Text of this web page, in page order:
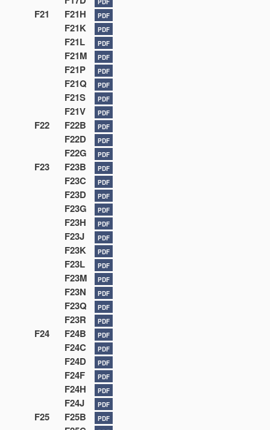
PDF
F21 F21H PDF
F21K PDF
F21L PDF
F21M PDF
F21P PDF
F21Q PDF
F21S PDF
F21V PDF
F22 F22B PDF
F22D PDF
F22G PDF
F23 F23B PDF
F23C PDF
F23D PDF
F23G PDF
F23H PDF
F23J PDF
F23K PDF
F23L PDF
F23M PDF
F23N PDF
F23Q PDF
F23R PDF
F24 F24B PDF
F24C PDF
F24D PDF
F24F PDF
F24H PDF
F24J PDF
F25 F25B PDF